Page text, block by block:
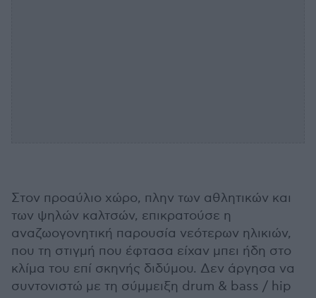
Στον προαύλιο χώρο, πλην των αθλητικών και
των ψηλών καλτσών, επικρατούσε η
αναζωογονητική παρουσία νεότερων ηλικιών,
που τη στιγμή που έφτασα είχαν μπει ήδη στο
κλίμα του επί σκηνής διδύμου. Δεν άργησα να
συντονιστώ με τη σύμμειξη drum & bass / hip